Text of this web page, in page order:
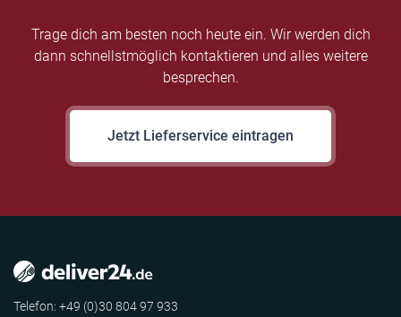
Trage dich am besten noch heute ein. Wir werden dich
dann schnellstmöglich kontaktieren und alles weitere
besprechen.
Jetzt Lieferservice eintragen
Telefon: +49 (0)30 804 97 933